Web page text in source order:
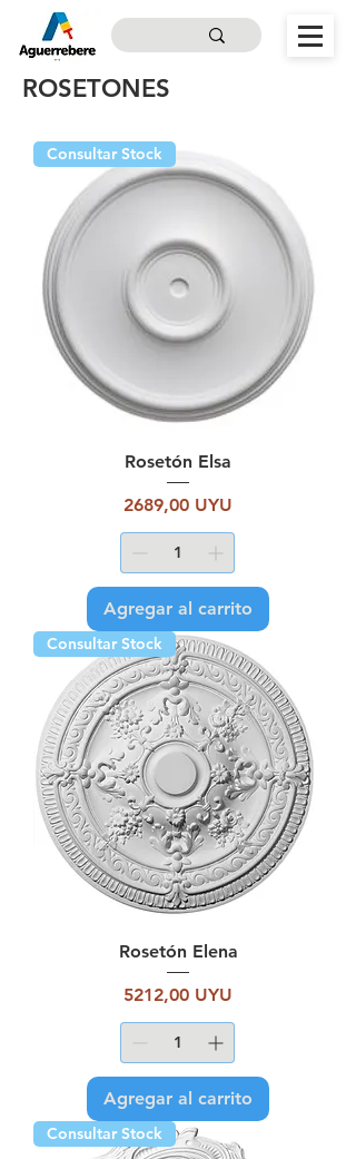
ROSETONES
Consultar Stock
Rosetón Elsa
Precio
2689,00 UYU
Agregar al carrito
Consultar Stock
Rosetón Elena
Precio
5212,00 UYU
Agregar al carrito
Consultar Stock